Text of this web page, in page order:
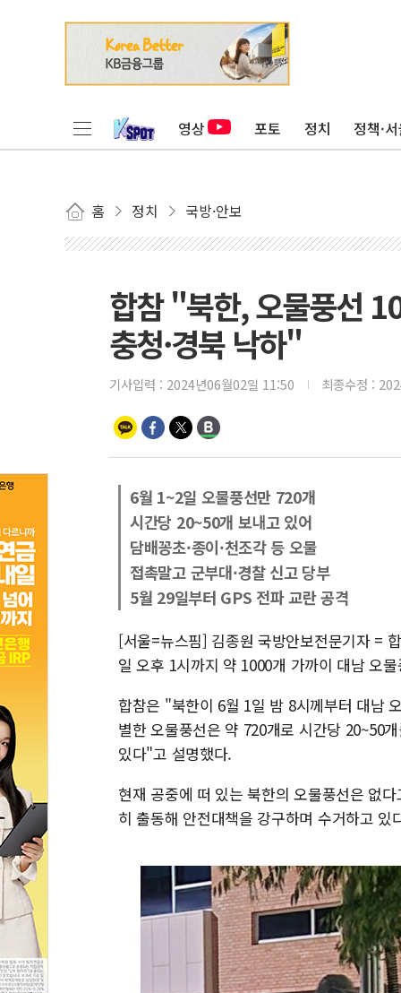
영상 포토 정치 정책·
홈 정치 국방·안보
합참 "북한, 오물풍선
충청·경북 낙하"
기사입력 : 2024년06월02일 11:50 최종수정 :
6월 1~2일 오물풍선만 720개
시간당 20~50개 보내고 있어
담배꽁초·종이·천조각 등 오물
접촉말고 군부대·경찰 신고 당부
5월 29일부터 GPS 전파 교란 공격
[서울=뉴스핌] 김종원 국방안보전문기자 =
일 오후 1시까지 약 1000개 가까이 대남 오
합참은 "북한이 6월 1일 밤 8시께부터 대남
별한 오물풍선은 약 720개로 시간당 20~50
있다"고 설명했다.
현재 공중에 떠 있는 북한의 오물풍선은 없
히 출동해 안전대책을 강구하며 수거하고 있